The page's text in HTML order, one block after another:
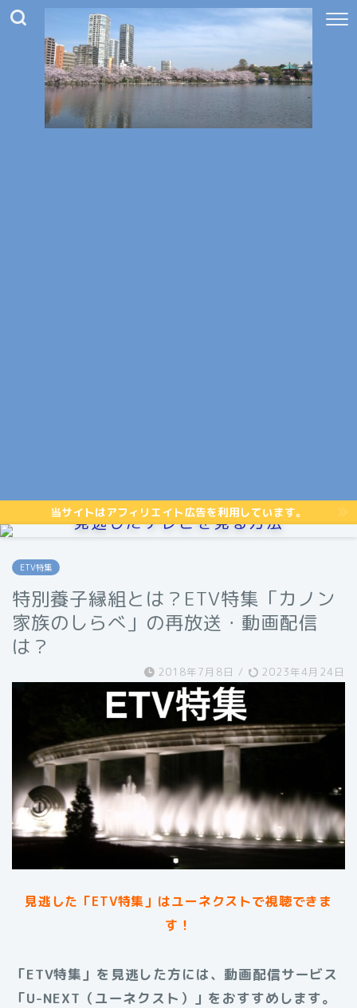
当サイトはアフィリエイト広告を利用しています。
見逃したテレビを見る方法
ETV特集
特別養子縁組とは？ETV特集「カノン
家族のしらべ」の再放送・動画配信
は？
2018年7月8日 / 2023年4月24日
見逃した「ETV特集」はユーネクストで視聴できま
す！
「ETV特集」を見逃した方には、動画配信サービス
「U-NEXT（ユーネクスト）」をおすすめします。